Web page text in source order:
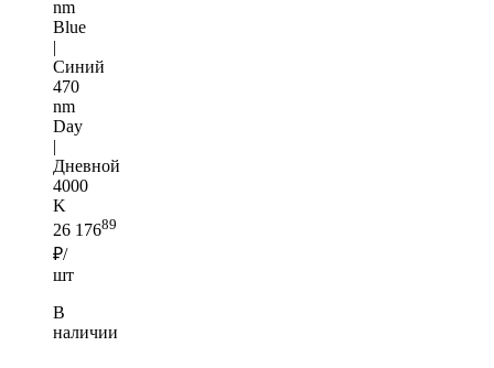
nm
Blue
|
Синий
470
nm
Day
|
Дневной
4000
K
26 17689
₽/
шт
В
наличии